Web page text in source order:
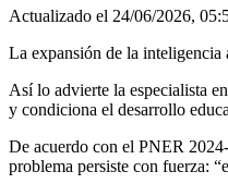
Actualizado el 24/06/2026,
La expansión de la
Así lo advierte la especialista
y condiciona el desarrollo
De acuerdo con el PNER
problema persiste con fuerza: